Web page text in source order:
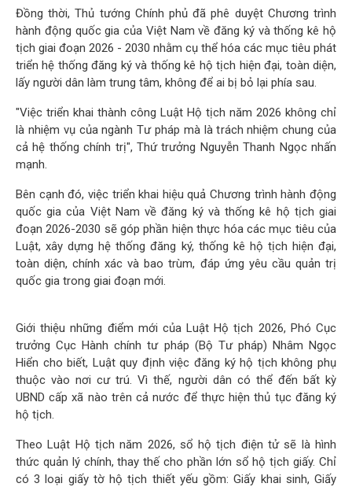
Đồng thời, Thủ tướng Chính phủ đã phê duyệt Chương trình
hành động quốc gia của Việt Nam về đăng ký và thống kê hộ
tịch giai đoạn 2026 - 2030 nhằm cụ thể hóa các mục tiêu phát
triển hệ thống đăng ký và thống kê hộ tịch hiện đại, toàn diện,
lấy người dân làm trung tâm, không để ai bị bỏ lại phía sau.
"Việc triển khai thành công Luật Hộ tịch năm 2026 không chỉ
là nhiệm vụ của ngành Tư pháp mà là trách nhiệm chung của
cả hệ thống chính trị", Thứ trưởng Nguyễn Thanh Ngọc nhấn
mạnh.
Bên cạnh đó, việc triển khai hiệu quả Chương trình hành động
quốc gia của Việt Nam về đăng ký và thống kê hộ tịch giai
đoạn 2026-2030 sẽ góp phần hiện thực hóa các mục tiêu của
Luật, xây dựng hệ thống đăng ký, thống kê hộ tịch hiện đại,
toàn diện, chính xác và bao trùm, đáp ứng yêu cầu quản trị
quốc gia trong giai đoạn mới.
Giới thiệu những điểm mới của Luật Hộ tịch 2026, Phó Cục
trưởng Cục Hành chính tư pháp (Bộ Tư pháp) Nhâm Ngọc
Hiển cho biết, Luật quy định việc đăng ký hộ tịch không phụ
thuộc vào nơi cư trú. Vì thế, người dân có thể đến bất kỳ
UBND cấp xã nào trên cả nước để thực hiện thủ tục đăng ký
hộ tịch.
Theo Luật Hộ tịch năm 2026, sổ hộ tịch điện tử sẽ là hình
thức quản lý chính, thay thế cho phần lớn sổ hộ tịch giấy. Chỉ
có 3 loại giấy tờ hộ tịch thiết yếu gồm: Giấy khai sinh, Giấy